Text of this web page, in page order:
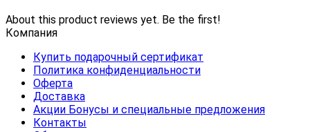
About this product reviews yet. Be the first!
Компания
Купить подарочный сертификат
Политика конфиденциальности
Оферта
Доставка
Акции Бонусы и специальные предложения
Контакты